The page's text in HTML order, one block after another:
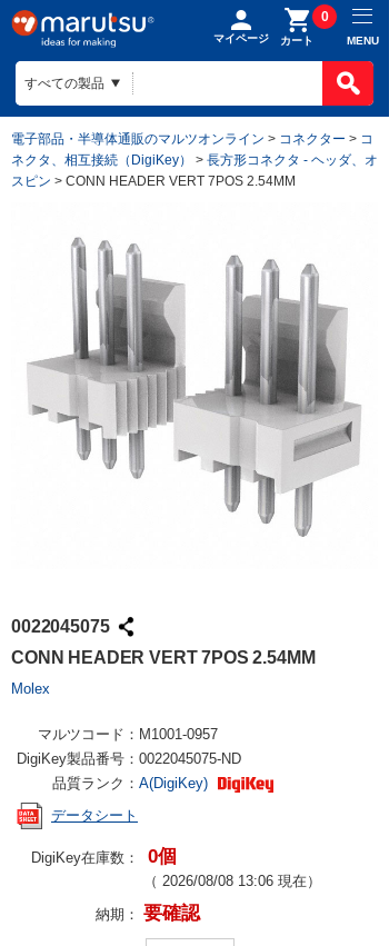
マイページ カート
0
MENU
電子部品・半導体通販のマルツオンライン > コネクター > コ
ネクタ、相互接続（DigiKey）
> 長方形コネクタ - ヘッダ、オ
スピン > CONN HEADER VERT 7POS 2.54MM
0022045075
CONN HEADER VERT 7POS 2.54MM
Molex
マルツコード： M1001-0957
DigiKey製品番号： 0022045075-ND
品質ランク： A(DigiKey)
データシート
DigiKey在庫数： 0個
（ 2026/08/08 13:06 現在）
納期： 要確認